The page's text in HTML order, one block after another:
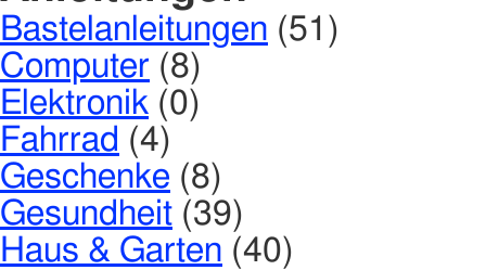
Bastelanleitungen (51)
Computer (8)
Elektronik (0)
Fahrrad (4)
Geschenke (8)
Gesundheit (39)
Haus & Garten (40)